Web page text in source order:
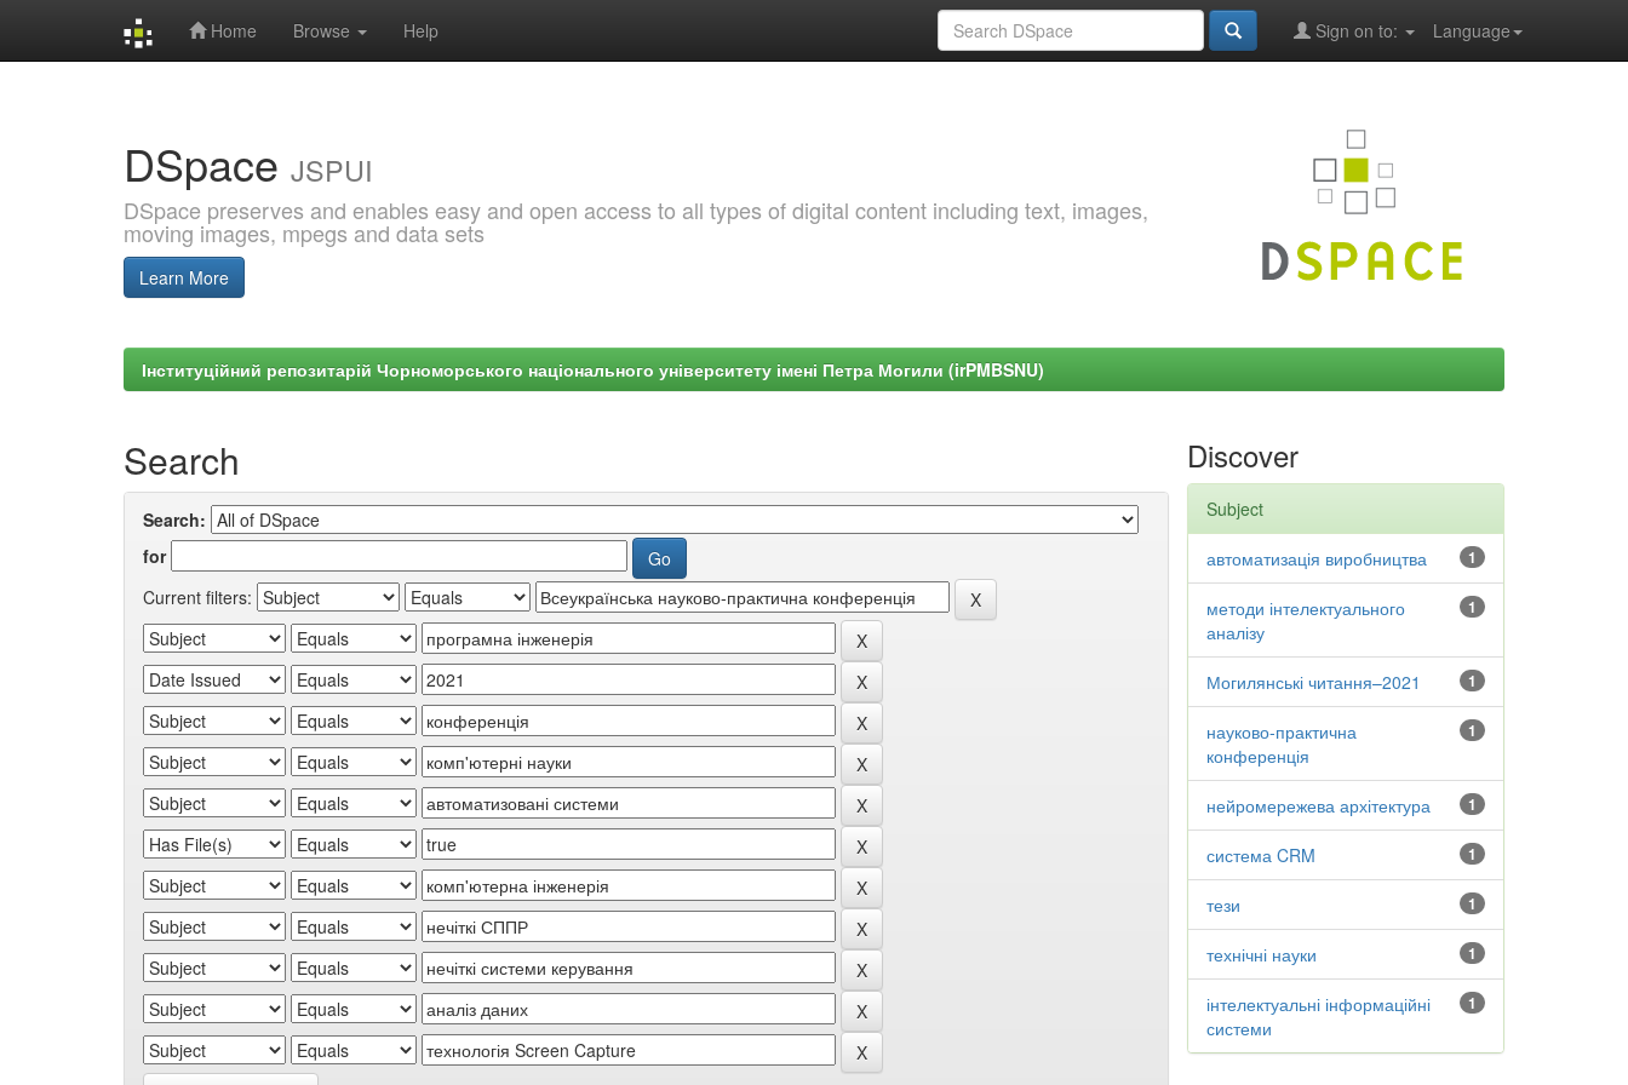
Home Browse Help Language
Sign on to:
DSpace JSPUI
DSpace preserves and enables easy and open access to all types of digital content including text, images,
moving images, mpegs and data sets
Learn More
Інституційний репозитарій Чорноморського національного університету імені Петра Могили (irPMBSNU)
Search
Search:
for
Current filters:
Discover
Subject
1
автоматизація виробництва
1
методи інтелектуального
аналізу
1
Могилянські читання–2021
1
науково-практична
конференція
1
нейромережева архітектура
1
система CRM
1
тези
1
технічні науки
1
інтелектуальні інформаційні
системи